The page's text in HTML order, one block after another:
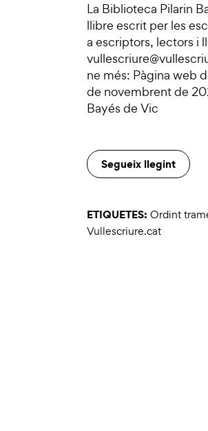
La Biblioteca Pilarin
llibre escrit per les
a escriptors, lectors i
ne més: Pàgina web
de novembrent de
Bayés de Vic
Segueix llegint
ETIQUETES: Ordint
Vullescriure.cat